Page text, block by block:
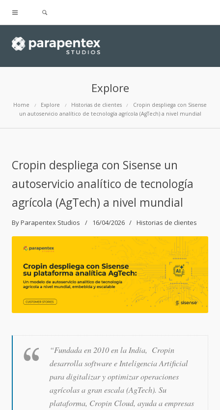
Explore
Home Explore Historias de clientes
Cropin despliega con Sisense
un autoservicio analítico de tecnología agrícola (AgTech) a nivel mundial
Cropin despliega con Sisense un
autoservicio analítico de tecnología
agrícola (AgTech) a nivel mundial
ByParapentex Studios 16/04/2026 Historias de clientes
“Fundada en 2010 en la India, Cropin
desarrolla software e Inteligencia Artificial
para digitalizar y optimizar operaciones
agrícolas a gran escala (AgTech). Su
plataforma, Cropin Cloud, ayuda a empresas